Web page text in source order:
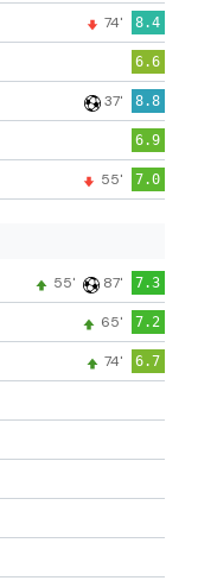
74' 8.4
6.6
37' 8.8
6.9
55' 7.0
55' 87' 7.3
65' 7.2
74' 6.7